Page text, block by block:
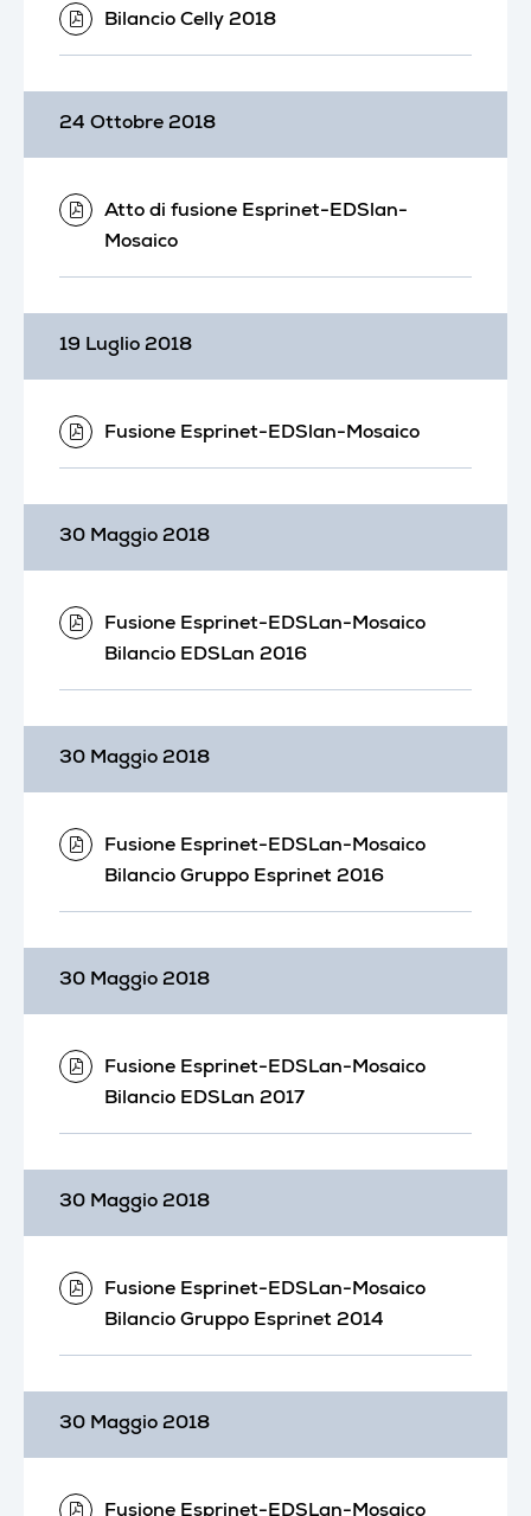
Bilancio Celly 2018
24 Ottobre 2018
Atto di fusione Esprinet-EDSlan-
Mosaico
19 Luglio 2018
Fusione Esprinet-EDSlan-Mosaico
30 Maggio 2018
Fusione Esprinet-EDSLan-Mosaico
Bilancio EDSLan 2016
30 Maggio 2018
Fusione Esprinet-EDSLan-Mosaico
Bilancio Gruppo Esprinet 2016
30 Maggio 2018
Fusione Esprinet-EDSLan-Mosaico
Bilancio EDSLan 2017
30 Maggio 2018
Fusione Esprinet-EDSLan-Mosaico
Bilancio Gruppo Esprinet 2014
30 Maggio 2018